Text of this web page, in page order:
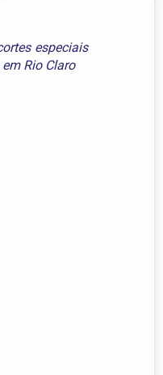
especiais
Rio Claro